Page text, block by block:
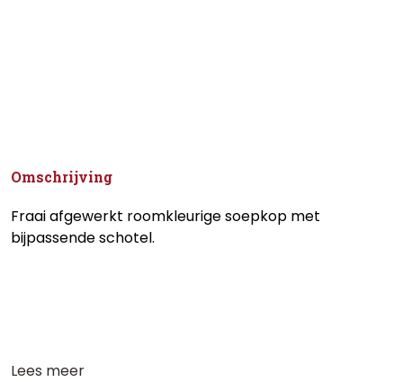
Omschrijving
Fraai afgewerkt roomkleurige soepkop met
bijpassende schotel.
Lees meer